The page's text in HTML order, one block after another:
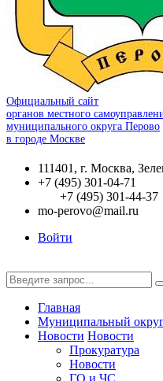
Официальный сайт
органов местного
муниципального округа Перово
в городе Москве
111401, г. Москва,
+7 (495) 301-04-71
+7 (495) 301-44-37
mo-perovo@mail.ru
Войти
Главная
Муниципальный
Новости Новости
Прокуратура
Новости
ГО и ЧС